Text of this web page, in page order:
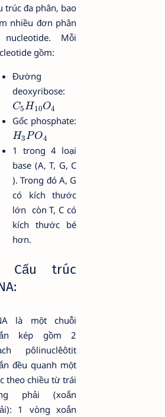
trúc đa phân, bao
nhiều đơn phân
Mỗi
gồm:
Đường
deoxyribose:
C5H10O4
Gốc phosphate:
H3PO4
1 trong 4 loại
base (A, T, G, C
). Trong đó A, G
có kích thước
lớn còn T, C có
kích thước bé
hơn.
Cấu trúc
là một chuỗi
kép gồm 2
pôlinuclêôtit
đều quanh một
theo chiều từ trái
phải (xoắn
1 vòng xoắn